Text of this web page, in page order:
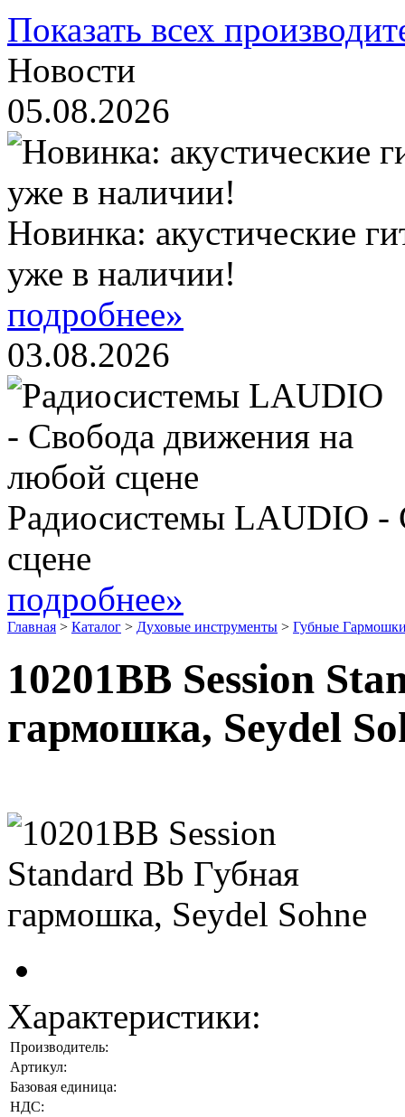
Показать всех
Новости
05.08.2026
Новинка: акустические
уже в наличии!
подробнее»
03.08.2026
Радиосистемы LAUDIO -
сцене
подробнее»
Главная > Каталог > Духовые инструменты > Губные
10201BB Session
гармошка, Seydel
Характеристики:
Производитель:
Артикул:
Базовая единица:
НДС: